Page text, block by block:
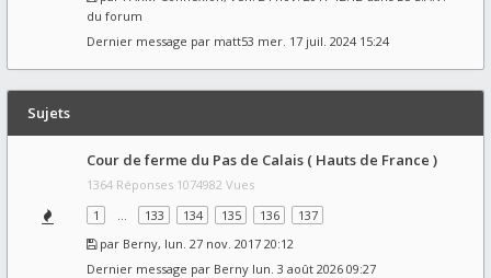
du forum
Dernier message par matt53 mer. 17 juil. 2024 15:24
Sujets
Cour de ferme du Pas de Calais ( Hauts de France )
1364 Réponses 1074982 Vues
1
… 133 134 135 136
137
par Berny, lun. 27 nov. 2017 20:12
Dernier message par Berny lun. 3 août 2026 09:27